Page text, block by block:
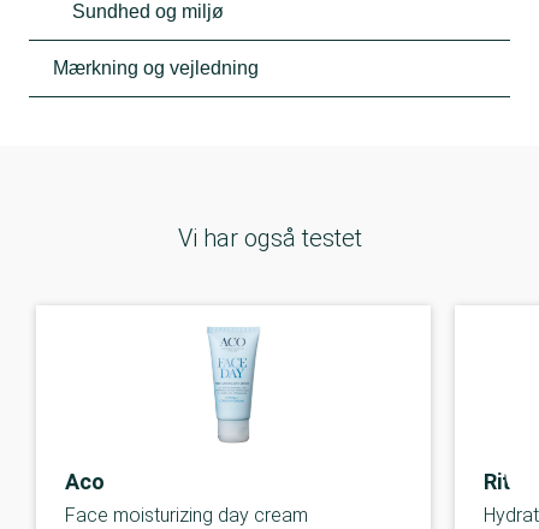
Sundhed og miljø
Mærkning og vejledning
Vi har også testet
Aco
Face moisturizing day cream